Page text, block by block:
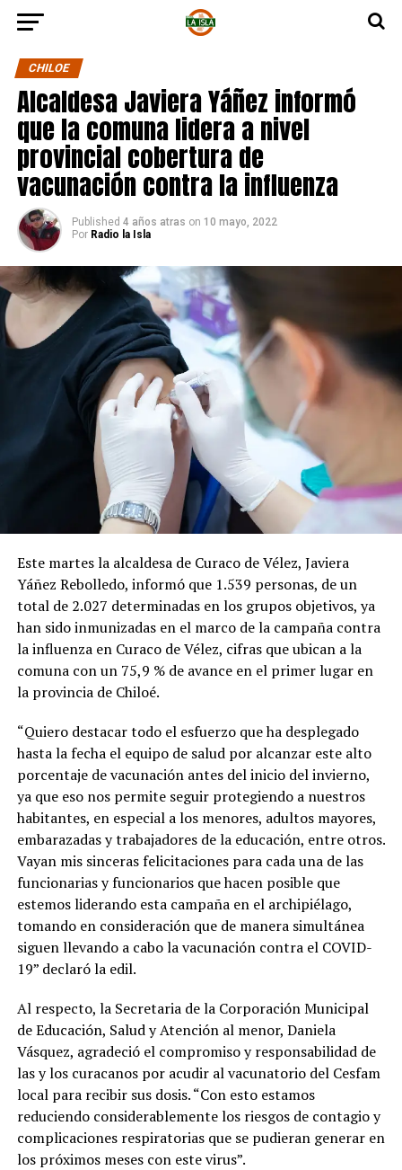
CHILOE
Alcaldesa Javiera Yáñez informó
que la comuna lidera a nivel
provincial cobertura de
vacunación contra la influenza
Published 4 años atras on 10 mayo, 2022
Por Radio la Isla
Este martes la alcaldesa de Curaco de Vélez, Javiera
Yáñez Rebolledo, informó que 1.539 personas, de un
total de 2.027 determinadas en los grupos objetivos, ya
han sido inmunizadas en el marco de la campaña contra
la influenza en Curaco de Vélez, cifras que ubican a la
comuna con un 75,9 % de avance en el primer lugar en
la provincia de Chiloé.
“Quiero destacar todo el esfuerzo que ha desplegado
hasta la fecha el equipo de salud por alcanzar este alto
porcentaje de vacunación antes del inicio del invierno,
ya que eso nos permite seguir protegiendo a nuestros
habitantes, en especial a los menores, adultos mayores,
embarazadas y trabajadores de la educación, entre otros.
Vayan mis sinceras felicitaciones para cada una de las
funcionarias y funcionarios que hacen posible que
estemos liderando esta campaña en el archipiélago,
tomando en consideración que de manera simultánea
siguen llevando a cabo la vacunación contra el COVID-
19” declaró la edil.
Al respecto, la Secretaria de la Corporación Municipal
de Educación, Salud y Atención al menor, Daniela
Vásquez, agradeció el compromiso y responsabilidad de
las y los curacanos por acudir al vacunatorio del Cesfam
local para recibir sus dosis. “Con esto estamos
reduciendo considerablemente los riesgos de contagio y
complicaciones respiratorias que se pudieran generar en
los próximos meses con este virus”.